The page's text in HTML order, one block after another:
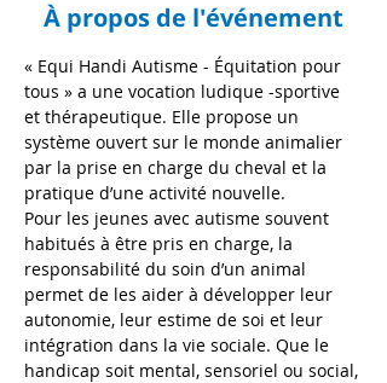
À propos de l'événement
« Equi Handi Autisme - Équitation pour
tous » a une vocation ludique -sportive
et thérapeutique. Elle propose un
système ouvert sur le monde animalier
par la prise en charge du cheval et la
pratique d’une activité nouvelle.
Pour les jeunes avec autisme souvent
habitués à être pris en charge, la
responsabilité du soin d’un animal
permet de les aider à développer leur
autonomie, leur estime de soi et leur
intégration dans la vie sociale. Que le
handicap soit mental, sensoriel ou social,